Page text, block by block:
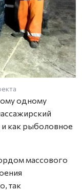
одному
и как рыболовное
массового
так